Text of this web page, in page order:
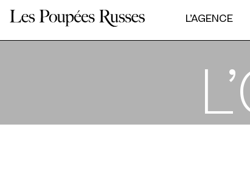
Panneau de gestion des cookies
L’AGENCE